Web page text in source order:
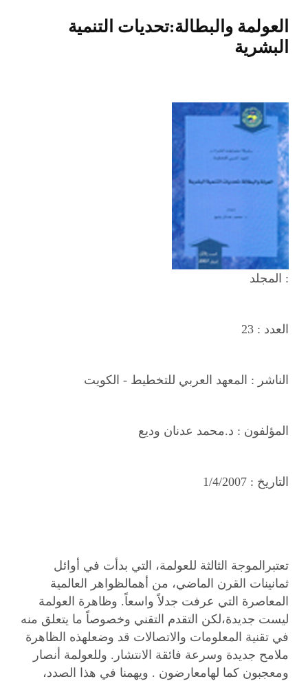
العولمة والبطالة:تحديات التنمية
البشرية
المجلد :
العدد :23
الناشر : المعهد العربي للتخطيط - الكويت
المؤلفون : د.محمد عدنان وديع
التاريخ :1/4/2007
تعتبرالموجة الثالثة للعولمة، التي بدأت في أوائل
ثمانينات القرن الماضي، من أهمالظواهر العالمية
المعاصرة التي عرفت جدلاً واسعاً. وظاهرة العولمة
ليست جديدة،لكن التقدم التقني وخصوصاً ما يتعلق منه
في تقنية المعلومات والاتصالات قد وضعلهذه الظاهرة
ملامح جديدة وسرعة فائقة الانتشار. وللعولمة أنصار
ومعجبون كما لهامعارضون . ويهمنا في هذا الصدد،